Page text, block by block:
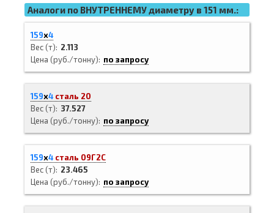
Аналоги по ВНУТРЕННЕМУ диаметру в 151 мм.:
159х4
Вес (т)
2.113
Цена (руб./тонну)
по запросу
159х4 сталь 20
Вес (т)
37.527
Цена (руб./тонну)
по запросу
159х4 сталь 09Г2С
Вес (т)
23.465
Цена (руб./тонну)
по запросу